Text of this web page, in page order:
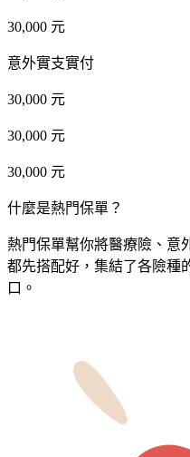
30,000 元
意外實支實付
30,000 元
30,000 元
30,000 元
什麼是熱門保單？
熱門保單幫你將醫療險、意
都先搭配好，集結了各險種
口。